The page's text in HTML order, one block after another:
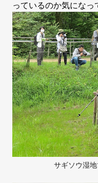
っているのか気になっ
サギソウ湿